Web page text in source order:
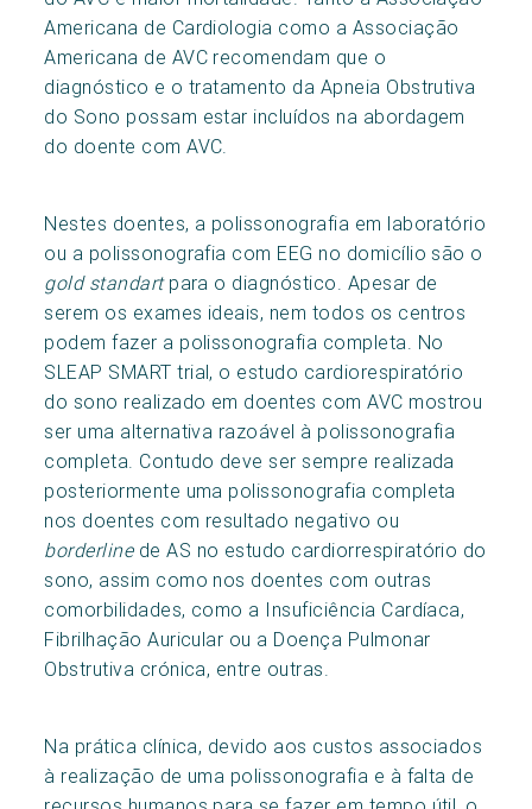
Americana de Cardiologia como a Associação
Americana de AVC recomendam que o
diagnóstico e o tratamento da Apneia Obstrutiva
do Sono possam estar incluídos na abordagem
do doente com AVC.
Nestes doentes, a polissonografia em laboratório
ou a polissonografia com EEG no domicílio são o
gold standartpara o diagnóstico. Apesar de
serem os exames ideais, nem todos os centros
podem fazer a polissonografia completa. No
SLEAP SMART trial, o estudo cardiorespiratório
do sono realizado em doentes com AVC mostrou
ser uma alternativa razoável à polissonografia
completa. Contudo deve ser sempre realizada
posteriormente uma polissonografia completa
nos doentes com resultado negativo ou
borderlinede AS no estudo cardiorrespiratório do
sono, assim como nos doentes com outras
comorbilidades, como a Insuficiência Cardíaca,
Fibrilhação Auricular ou a Doença Pulmonar
Obstrutiva crónica, entre outras.
Na prática clínica, devido aos custos associados
à realização de uma polissonografia e à falta de